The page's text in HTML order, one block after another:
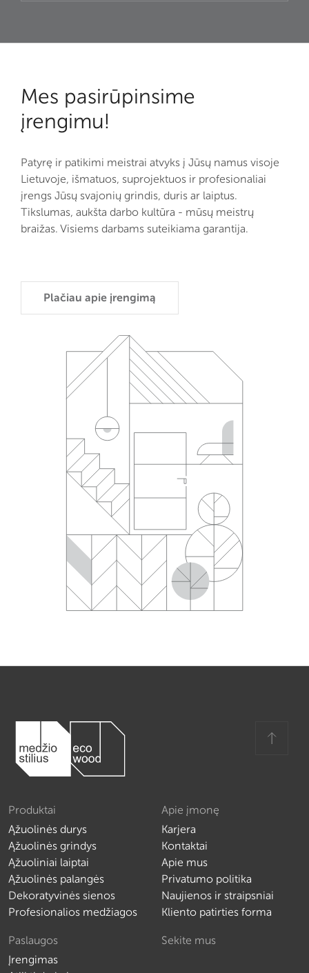
Mes pasirūpinsime
įrengimu!
Patyrę ir patikimi meistrai atvyks į Jūsų namus visoje
Lietuvoje, išmatuos, suprojektuos ir profesionaliai
įrengs Jūsų svajonių grindis, duris ar laiptus.
Tikslumas, aukšta darbo kultūra - mūsų meistrų
braižas. Visiems darbams suteikiama garantija.
Plačiau apie įrengimą
Produktai
Ąžuolinės durys
Ąžuolinės grindys
Ąžuoliniai laiptai
Ąžuolinės palangės
Dekoratyvinės sienos
Profesionalios medžiagos
Apie įmonę
Karjera
Kontaktai
Apie mus
Privatumo politika
Naujienos ir straipsniai
Kliento patirties forma
Paslaugos
Įrengimas
Sekite mus